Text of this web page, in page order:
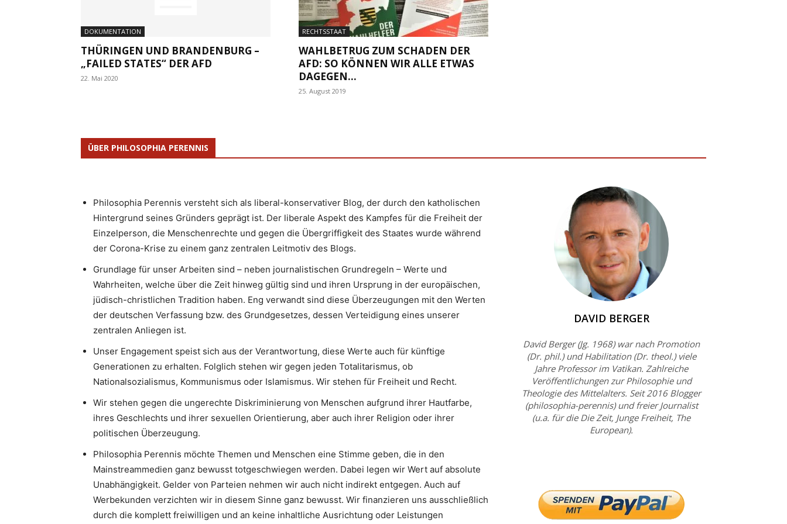
DOKUMENTATION
THÜRINGEN UND BRANDENBURG –
„FAILED STATES“ DER AFD
22. Mai 2020
RECHTSSTAAT
WAHLBETRUG ZUM SCHADEN DER
AFD: SO KÖNNEN WIR ALLE ETWAS
DAGEGEN...
25. August 2019
ÜBER PHILOSOPHIA PERENNIS
Philosophia Perennis versteht sich als liberal-konservativer Blog, der durch den katholischen
Hintergrund seines Gründers geprägt ist. Der liberale Aspekt des Kampfes für die Freiheit der
Einzelperson, die Menschenrechte und gegen die Übergriffigkeit des Staates wurde während
der Corona-Krise zu einem ganz zentralen Leitmotiv des Blogs.
Grundlage für unser Arbeiten sind – neben journalistischen Grundregeln – Werte und
Wahrheiten, welche über die Zeit hinweg gültig sind und ihren Ursprung in der europäischen,
jüdisch-christlichen Tradition haben. Eng verwandt sind diese Überzeugungen mit den Werten
der deutschen Verfassung bzw. des Grundgesetzes, dessen Verteidigung eines unserer
zentralen Anliegen ist.
Unser Engagement speist sich aus der Verantwortung, diese Werte auch für künftige
Generationen zu erhalten. Folglich stehen wir gegen jeden Totalitarismus, ob
Nationalsozialismus, Kommunismus oder Islamismus. Wir stehen für Freiheit und Recht.
Wir stehen gegen die ungerechte Diskriminierung von Menschen aufgrund ihrer Hautfarbe,
ihres Geschlechts und ihrer sexuellen Orientierung, aber auch ihrer Religion oder ihrer
politischen Überzeugung.
Philosophia Perennis möchte Themen und Menschen eine Stimme geben, die in den
Mainstreammedien ganz bewusst totgeschwiegen werden. Dabei legen wir Wert auf absolute
Unabhängigkeit. Gelder von Parteien nehmen wir auch nicht indirekt entgegen. Auch auf
Werbekunden verzichten wir in diesem Sinne ganz bewusst. Wir finanzieren uns ausschließlich
durch die komplett freiwilligen und an keine inhaltliche Ausrichtung oder Leistungen
DAVID BERGER
David Berger (Jg. 1968) war nach Promotion
(Dr. phil.) und Habilitation (Dr. theol.) viele
Jahre Professor im Vatikan. Zahlreiche
Veröffentlichungen zur Philosophie und
Theologie des Mittelalters. Seit 2016 Blogger
(philosophia-perennis) und freier Journalist
(u.a. für die Die Zeit, Junge Freiheit, The
European).